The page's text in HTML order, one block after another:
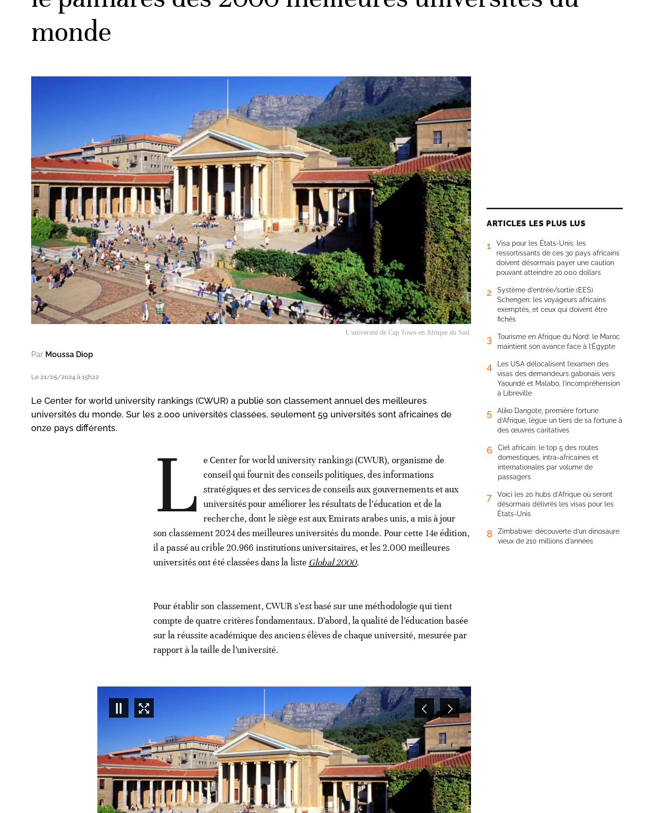
monde
L'université de Cap Town en Afrique du Sud.
Par Moussa Diop
Le 21/05/2024 à 15h22
Le Center for world university rankings (CWUR) a publié son classement annuel des meilleures
universités du monde. Sur les 2.000 universités classées, seulement 59 universités sont africaines de
onze pays différents.
L
e Center for world university rankings (CWUR), organisme de
conseil qui fournit des conseils politiques, des informations
stratégiques et des services de conseils aux gouvernements et aux
universités pour améliorer les résultats de l’éducation et de la
recherche, dont le siège est aux Emirats arabes unis, a mis à jour
son classement 2024 des meilleures universités du monde. Pour cette 14e édition,
il a passé au crible 20.966 institutions universitaires, et les 2.000 meilleures
universités ont été classées dans la liste Global 2000.
Pour établir son classement, CWUR s’est basé sur une méthodologie qui tient
compte de quatre critères fondamentaux. D’abord, la qualité de l’éducation basée
sur la réussite académique des anciens élèves de chaque université, mesurée par
rapport à la taille de l’université.
ARTICLES LES PLUS LUS
1
Visa pour les États-Unis: les
ressortissants de ces 30 pays africains
doivent désormais payer une caution
pouvant atteindre 20.000 dollars
2
Système d’entrée/sortie (EES)
Schengen: les voyageurs africains
exemptés, et ceux qui doivent être
fichés
3
Tourisme en Afrique du Nord: le Maroc
maintient son avance face à l’Égypte
4
Les USA délocalisent l’examen des
visas des demandeurs gabonais vers
Yaoundé et Malabo, l’incompréhension
à Libreville
5
Aliko Dangote, première fortune
d’Afrique, lègue un tiers de sa fortune à
des œuvres caritatives
6
Ciel africain: le top 5 des routes
domestiques, intra-africaines et
internationales par volume de
passagers
7
Voici les 20 hubs d’Afrique où seront
désormais délivrés les visas pour les
États-Unis
8
Zimbabwe: découverte d’un dinosaure
vieux de 210 millions d’années